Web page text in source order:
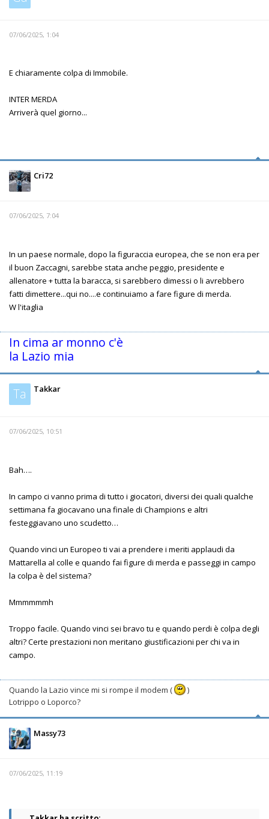
07/06/2025, 1:04
E chiaramente colpa di Immobile.
INTER MERDA
Arriverà quel giorno...
Cri72
07/06/2025, 7:04
In un paese normale, dopo la figuraccia europea, che se non era per
il buon Zaccagni, sarebbe stata anche peggio, presidente e
allenatore + tutta la baracca, si sarebbero dimessi o li avrebbero
fatti dimettere...qui no....e continuiamo a fare figure di merda.
W l'itaglia
In cima ar monno c'è
la Lazio mia
Ta Takkar
07/06/2025, 10:51
Bah….
In campo ci vanno prima di tutto i giocatori, diversi dei quali qualche
settimana fa giocavano una finale di Champions e altri
festeggiavano uno scudetto…
Quando vinci un Europeo ti vai a prendere i meriti applaudi da
Mattarella al colle e quando fai figure di merda e passeggi in campo
la colpa è del sistema?
Mmmmmmh
Troppo facile. Quando vinci sei bravo tu e quando perdi è colpa degli
altri? Certe prestazioni non meritano giustificazioni per chi va in
campo.
Quando la Lazio vince mi si rompe il modem (
)
Lotrippo o Loporco?
Massy73
07/06/2025, 11:19